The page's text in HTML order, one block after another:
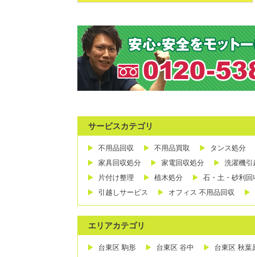
サービスカテゴリ
不用品回収 不用品買取 タンス処分
家具回収処分
家電回収処分 洗濯機引
片付け整理
植木処分 石・土・砂利回
引越しサービス
オフィス 不用品回収
エリアカテゴリ
台東区 駒形 台東区 谷中 台東区 秋葉